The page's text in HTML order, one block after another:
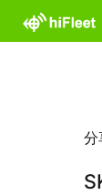
分